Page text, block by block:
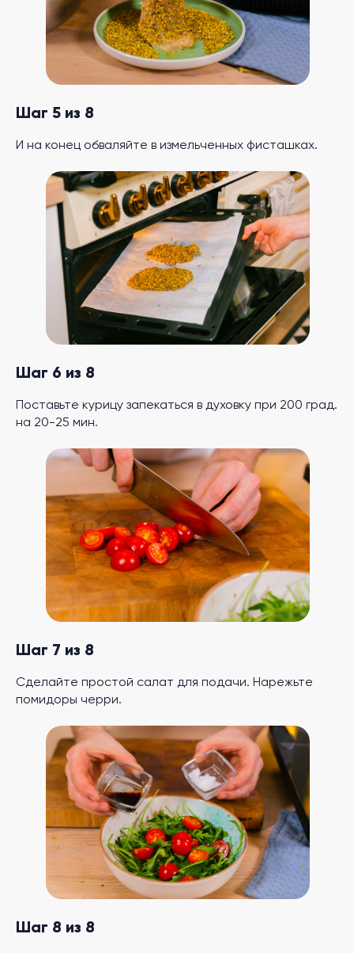
Шаг 5 из 8
И на конец обваляйте в измельченных фисташках.
Шаг 6 из 8
Поставьте курицу запекаться в духовку при 200 град.
на 20-25 мин.
Шаг 7 из 8
Сделайте простой салат для подачи. Нарежьте
помидоры черри.
Шаг 8 из 8